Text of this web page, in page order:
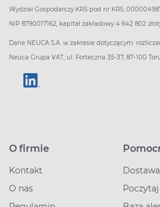
Wydział Gospodarczy KRS pod nr KRS:
NIP 8790017162, kapitał zakładowy 4 642 802
Dane NEUCA S.A. w zakresie dotyczącym:
Neuca Grupa VAT, ul. Forteczna 35-37, 87-100
O firmie
Kontakt
O nas
Dostawa